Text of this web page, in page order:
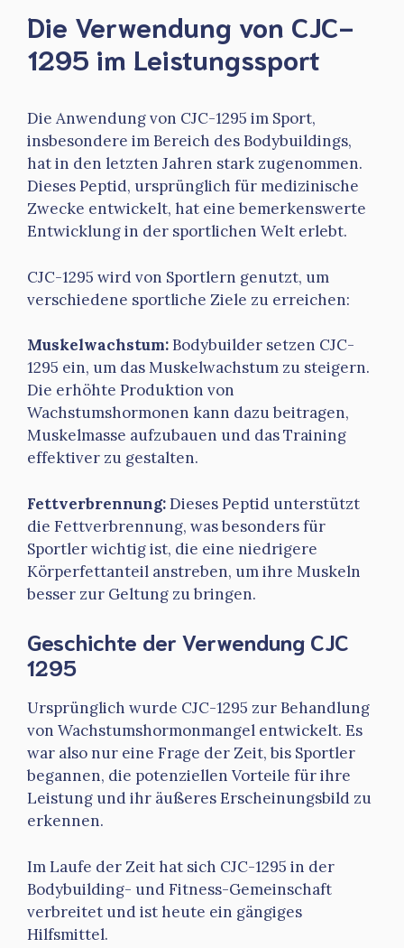
Die Verwendung von CJC-
1295 im Leistungssport
Die Anwendung von CJC-1295 im Sport,
insbesondere im Bereich des Bodybuildings,
hat in den letzten Jahren stark zugenommen.
Dieses Peptid, ursprünglich für medizinische
Zwecke entwickelt, hat eine bemerkenswerte
Entwicklung in der sportlichen Welt erlebt.
CJC-1295 wird von Sportlern genutzt, um
verschiedene sportliche Ziele zu erreichen:
Muskelwachstum:Bodybuilder setzen CJC-
1295 ein, um das Muskelwachstum zu steigern.
Die erhöhte Produktion von
Wachstumshormonen kann dazu beitragen,
Muskelmasse aufzubauen und das Training
effektiver zu gestalten.
Fettverbrennung:Dieses Peptid unterstützt
die Fettverbrennung, was besonders für
Sportler wichtig ist, die eine niedrigere
Körperfettanteil anstreben, um ihre Muskeln
besser zur Geltung zu bringen.
Geschichte der Verwendung CJC
1295
Ursprünglich wurde CJC-1295 zur Behandlung
von Wachstumshormonmangel entwickelt. Es
war also nur eine Frage der Zeit, bis Sportler
begannen, die potenziellen Vorteile für ihre
Leistung und ihr äußeres Erscheinungsbild zu
erkennen.
Im Laufe der Zeit hat sich CJC-1295 in der
Bodybuilding- und Fitness-Gemeinschaft
verbreitet und ist heute ein gängiges
Hilfsmittel.